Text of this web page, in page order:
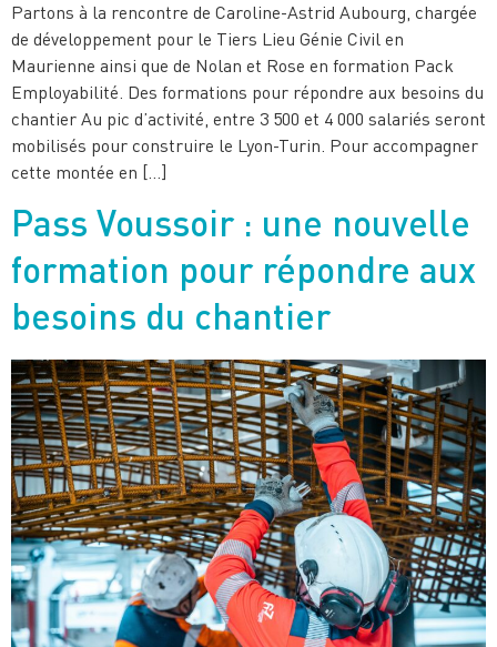
Partons à la rencontre de Caroline-Astrid Aubourg, chargée
de développement pour le Tiers Lieu Génie Civil en
Maurienne ainsi que de Nolan et Rose en formation Pack
Employabilité. Des formations pour répondre aux besoins du
chantier Au pic d’activité, entre 3 500 et 4 000 salariés seront
mobilisés pour construire le Lyon-Turin. Pour accompagner
cette montée en […]
Pass Voussoir : une nouvelle
formation pour répondre aux
besoins du chantier